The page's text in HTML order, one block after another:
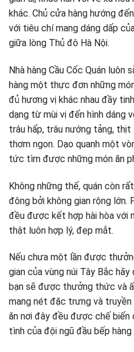
khác. Chủ cửa hàng hướng
với tiêu chí mang dáng dấp
giữa lòng Thủ đô Hà Nội.
Nhà hàng Cầu Cốc Quán luôn
hàng một thực đơn những
đủ hương vị khác nhau đầy
dạng từ mùi vị đến hình dáng
trâu hấp, trâu nướng tảng,
thơm ngon. Dạo quanh một
tức tìm được những món ăn
Không những thế, quán còn
đông bởi không gian rộng lớn.
đều được kết hợp hài hòa với
thật luôn hợp lý, đẹp mắt.
Nếu chưa một lần được
gian của vùng núi Tây Bắc
bạn sẽ được thưởng thức và
mang nét đặc trưng và
ăn nơi đây đều được chế
tình của đội ngũ đầu bếp hàng